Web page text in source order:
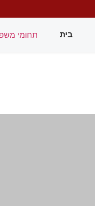
בית תחומי